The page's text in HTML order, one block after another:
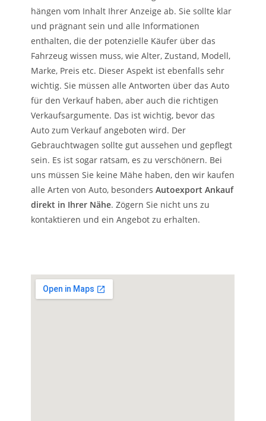
hängen vom Inhalt Ihrer Anzeige ab. Sie sollte klar
und prägnant sein und alle Informationen
enthalten, die der potenzielle Käufer über das
Fahrzeug wissen muss, wie Alter, Zustand, Modell,
Marke, Preis etc. Dieser Aspekt ist ebenfalls sehr
wichtig. Sie müssen alle Antworten über das Auto
für den Verkauf haben, aber auch die richtigen
Verkaufsargumente. Das ist wichtig, bevor das
Auto zum Verkauf angeboten wird. Der
Gebrauchtwagen sollte gut aussehen und gepflegt
sein. Es ist sogar ratsam, es zu verschönern. Bei
uns müssen Sie keine Mähe haben, den wir kaufen
alle Arten von Auto, besondersAutoexport Ankauf
direkt in Ihrer Nähe. Zögern Sie nicht uns zu
kontaktieren und ein Angebot zu erhalten.